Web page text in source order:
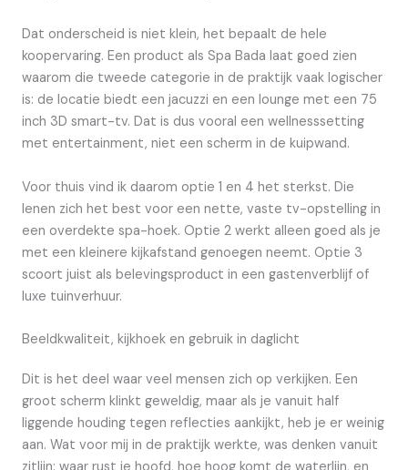
Dat onderscheid is niet klein, het bepaalt de hele
koopervaring. Een product als Spa Bada laat goed zien
waarom die tweede categorie in de praktijk vaak logischer
is: de locatie biedt een jacuzzi en een lounge met een 75
inch 3D smart-tv. Dat is dus vooral een wellnesssetting
met entertainment, niet een scherm in de kuipwand.
Voor thuis vind ik daarom optie 1 en 4 het sterkst. Die
lenen zich het best voor een nette, vaste tv-opstelling in
een overdekte spa-hoek. Optie 2 werkt alleen goed als je
met een kleinere kijkafstand genoegen neemt. Optie 3
scoort juist als belevingsproduct in een gastenverblijf of
luxe tuinverhuur.
Beeldkwaliteit, kijkhoek en gebruik in daglicht
Dit is het deel waar veel mensen zich op verkijken. Een
groot scherm klinkt geweldig, maar als je vanuit half
liggende houding tegen reflecties aankijkt, heb je er weinig
aan. Wat voor mij in de praktijk werkte, was denken vanuit